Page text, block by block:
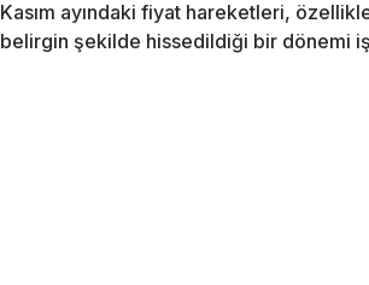
Kasım ayındaki fiyat hareketleri,
belirgin şekilde hissedildiği bir dönemi